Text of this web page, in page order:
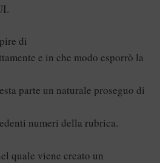
.
di
e in che modo esporrò la
parte un naturale proseguo di
numeri della rubrica.
quale viene creato un